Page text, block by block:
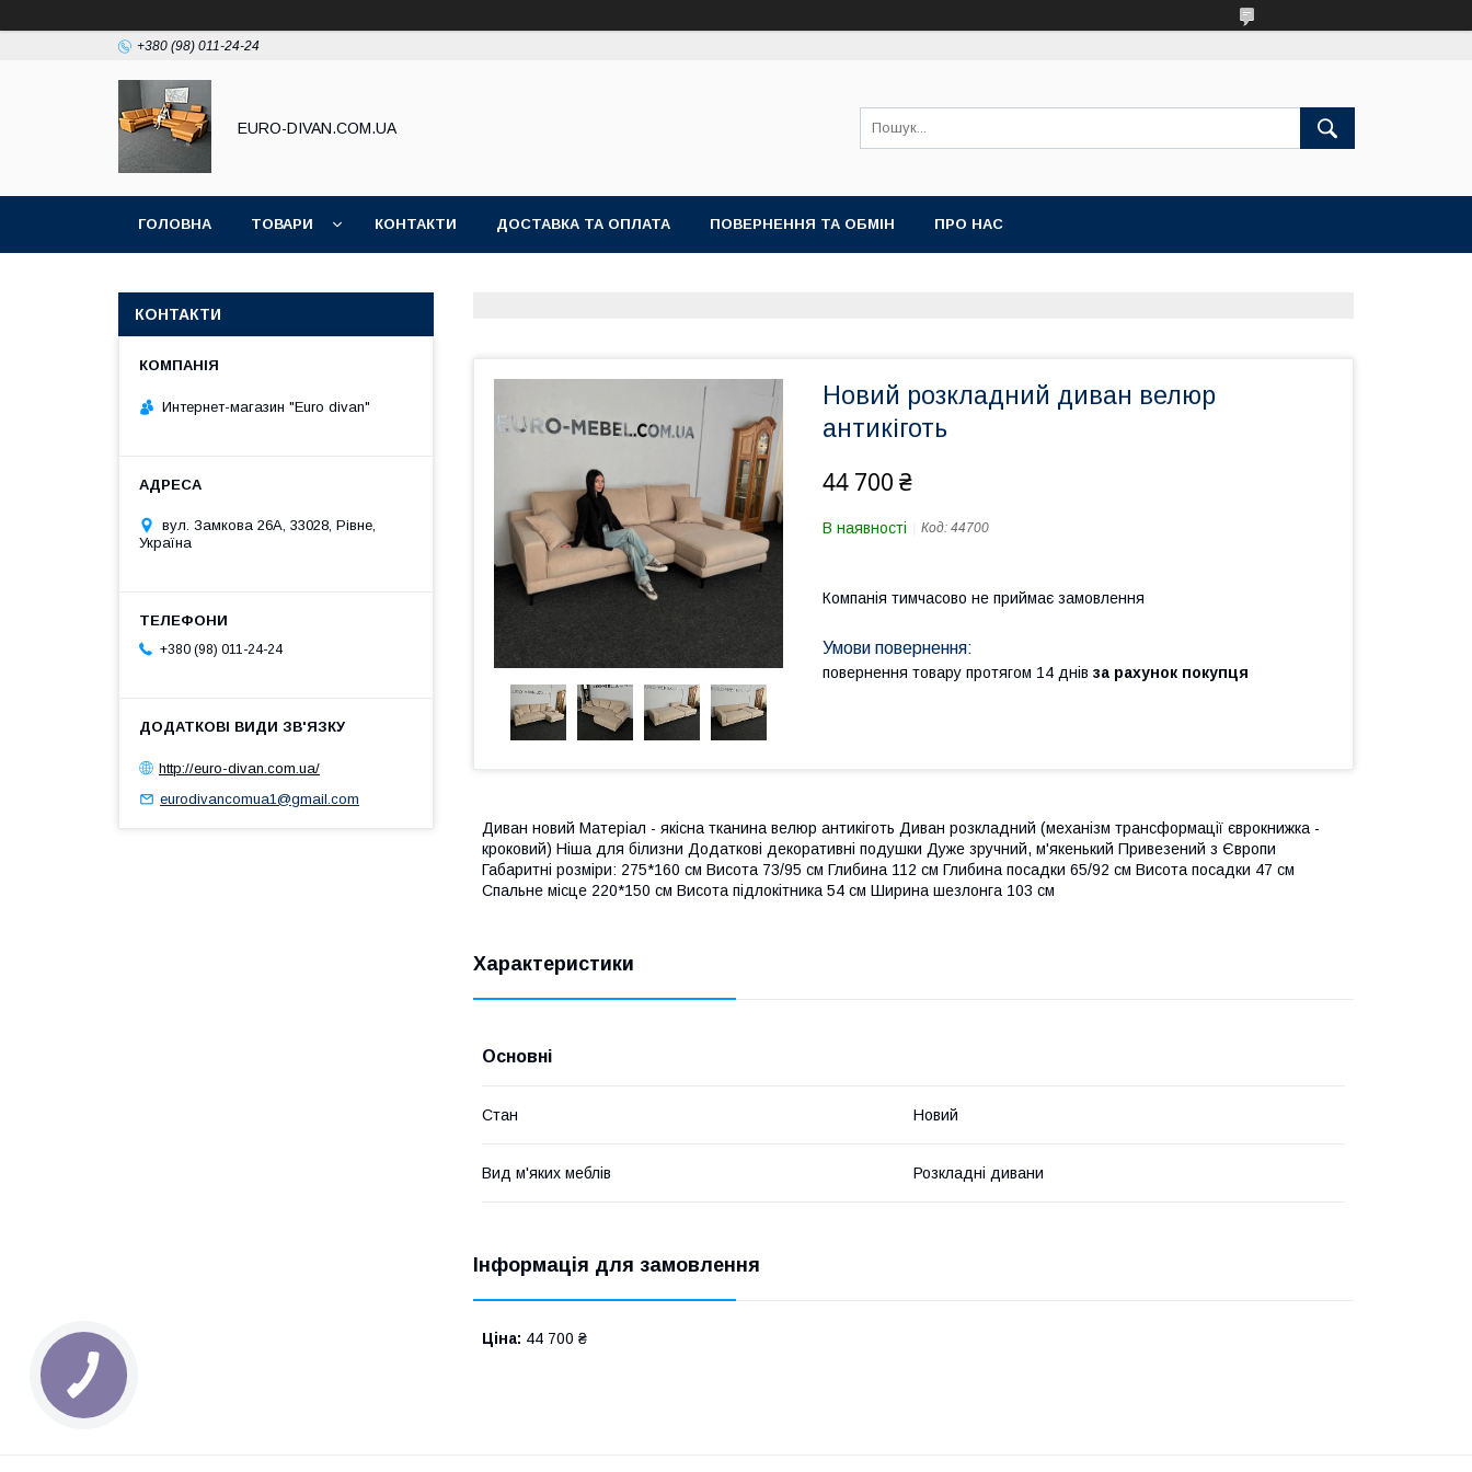
+380 (98) 011-24-24
EURO-DIVAN.COM.UA
ГОЛОВНА ТОВАРИ КОНТАКТИ ДОСТАВКА ТА ОПЛАТА ПОВЕРНЕННЯ ТА ОБМІН ПРО НАС
Новий розкладний диван велюр
антикіготь
44 700 ₴
В наявності Код: 44700
Компанія тимчасово не приймає замовлення
повернення товару протягом 14 днів за рахунок покупця
Диван новий Матеріал - якісна тканина велюр антикіготь Диван розкладний (механізм трансформації єврокнижка -
кроковий) Ніша для білизни Додаткові декоративні подушки Дуже зручний, м'якенький Привезений з Європи
Габаритні розміри: 275*160 см Висота 73/95 см Глибина 112 см Глибина посадки 65/92 см Висота посадки 47 см
Спальне місце 220*150 см Висота підлокітника 54 см Ширина шезлонга 103 см
Характеристики
Основні
Стан Новий
Вид м'яких меблів Розкладні дивани
Інформація для замовлення
Ціна: 44 700 ₴
КОНТАКТИ
Интернет-магазин "Euro divan"
вул. Замкова 26А, 33028, Рівне,
Україна
+380 (98) 011-24-24
http://euro-divan.com.ua/
eurodivancomua1@gmail.com